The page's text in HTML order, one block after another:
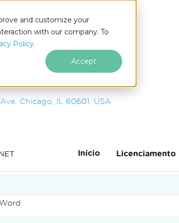
and customize your
with our company. To
Policy.
Accept
Chicago, IL 60601, USA
Início Licenciamento